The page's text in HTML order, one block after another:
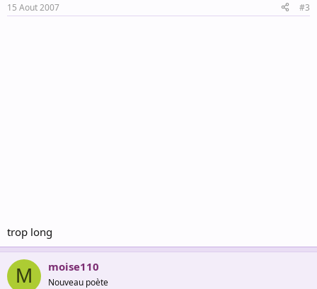
15 Aout 2007 #3
trop long
M moise110
Nouveau poète